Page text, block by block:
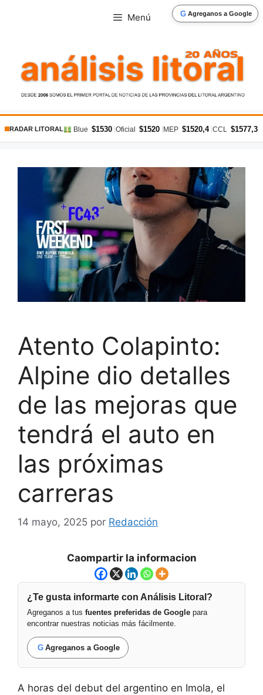
G Agreganos a Google
Menú
RADAR LITORAL Blue $1530 Oficial $1520 MEP $1520,4 CCL $1577,3
Atento Colapinto:
Alpine dio detalles
de las mejoras que
tendrá el auto en
las próximas
carreras
14 mayo, 2025 por Redacción
Caompartir la informacion
¿Te gusta informarte con Análisis Litoral?
Agreganos a tus fuentes preferidas de Google para
encontrar nuestras noticias más fácilmente.
G Agreganos a Google
A horas del debut del argentino en Imola, el